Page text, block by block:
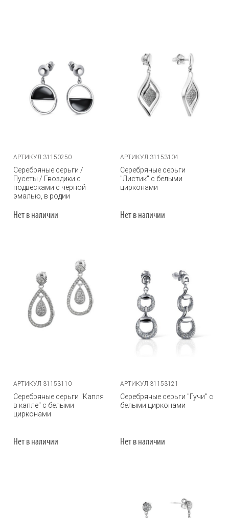
АРТИКУЛ 31150250
Серебряные серьги /
Пусеты / Гвоздики с
подвесками с черной
эмалью, в родии
Нет в наличии
АРТИКУЛ 31153104
Серебряные серьги
"Листик" с белыми
цирконами
Нет в наличии
АРТИКУЛ 31153110
Серебряные серьги "Капля
в капле" с белыми
цирконами
Нет в наличии
АРТИКУЛ 31153121
Серебряные серьги "Гучи" с
белыми цирконами
Нет в наличии